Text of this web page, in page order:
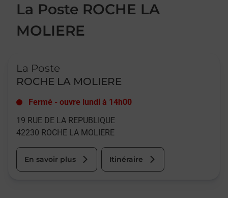
La Poste ROCHE LA
MOLIERE
La Poste
ROCHE LA MOLIERE
Fermé - ouvre lundi à 14h00
19 RUE DE LA REPUBLIQUE
42230 ROCHE LA MOLIERE
En savoir plus Itinéraire